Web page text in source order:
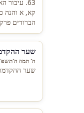
63.
קא, א והנה
הברודים
שער ההקדמות 66: שם מה מהמצח ושם
ה' תמוז
שער ההקדמות 66: שם מה מהמצח ושם אשתו